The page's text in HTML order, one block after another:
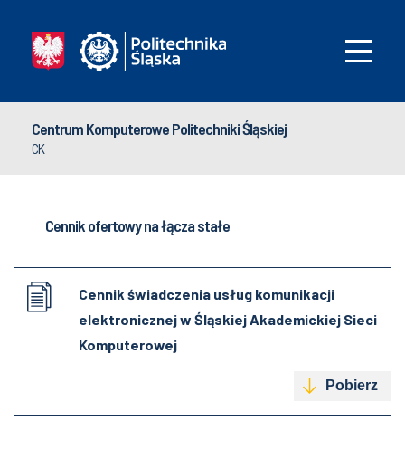
Centrum Komputerowe Politechniki Śląskiej
CK
Cennik ofertowy na łącza stałe
Cennik świadczenia usług komunikacji
elektronicznej w Śląskiej Akademickiej Sieci
Komputerowej
Pobierz